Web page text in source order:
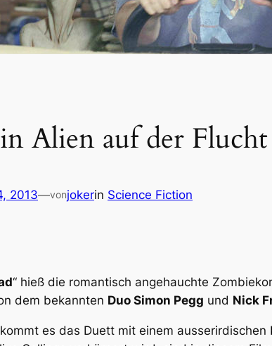
Alien auf der Flucht
2013—vonjokerin Science Fiction
“ hieß die romantisch angehauchte
dem bekannten Duo Simon Pegg und Nick
es das Duett mit einem